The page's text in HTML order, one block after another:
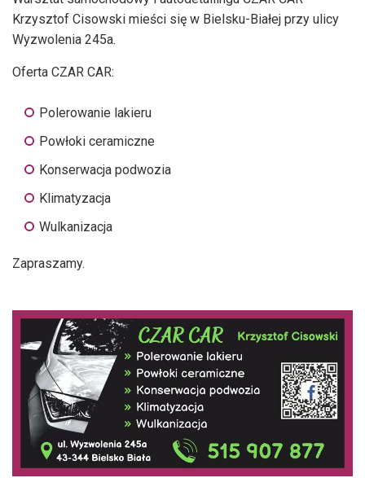
Krzysztof Cisowski mieści się w Bielsku-Białej przy ulicy
Wyzwolenia 245a.
Oferta CZAR CAR:
Polerowanie lakieru
Powłoki ceramiczne
Konserwacja podwozia
Klimatyzacja
Wulkanizacja
Zapraszamy.